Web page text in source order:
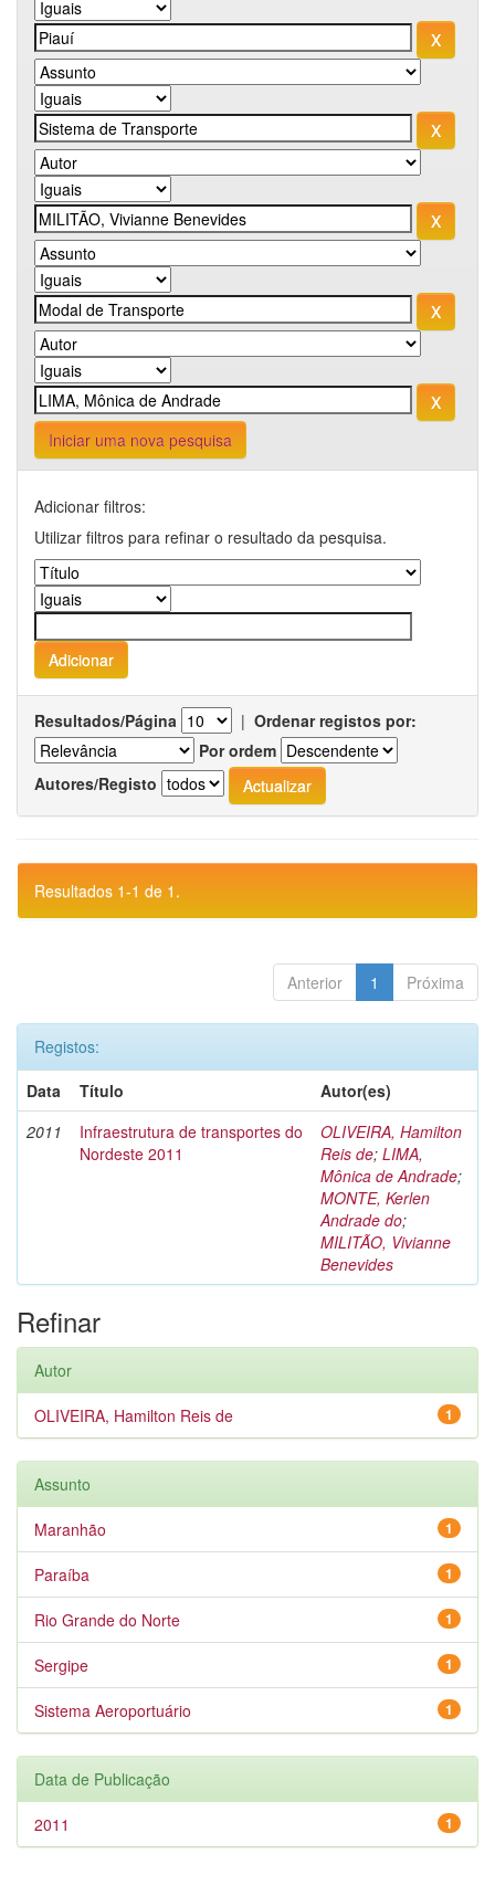
Iniciar uma nova pesquisa
Adicionar filtros:
Utilizar filtros para refinar o resultado da pesquisa.
Resultados/Página | Ordenar registos por:
Por ordem
Autores/Registo
Resultados 1-1 de 1.
Anterior 1 Próxima
Registos:
Data
Título
Autor(es)
2011
Infraestrutura de transportes do
Nordeste 2011
OLIVEIRA, Hamilton
Reis de; LIMA,
Mônica de Andrade;
MONTE, Kerlen
Andrade do;
MILITÃO, Vivianne
Benevides
Refinar
Autor
1
OLIVEIRA, Hamilton Reis de
Assunto
1
Maranhão
1
Paraíba
1
Rio Grande do Norte
1
Sergipe
1
Sistema Aeroportuário
Data de Publicação
1
2011